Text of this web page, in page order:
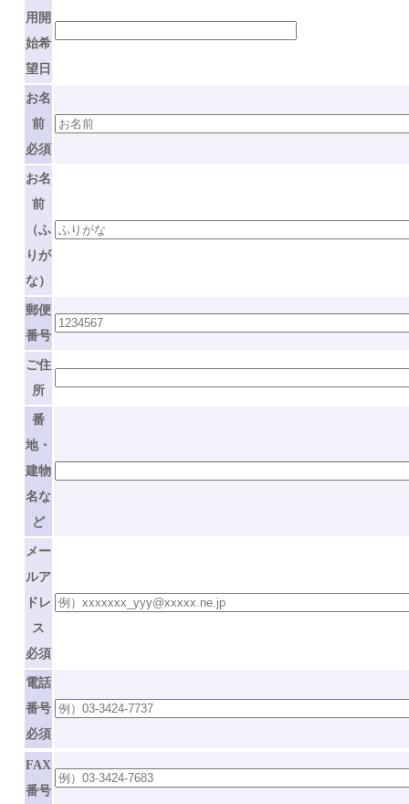
用開
始希
望日
お名
前
必須
お名
前
（ふ
りが
な）
郵便
番号
ご住
所
番
地・
建物
名な
ど
メー
ルア
ドレ
ス
必須
電話
番号
必須
FAX
番号